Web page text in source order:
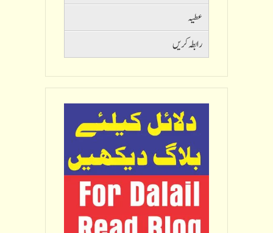
عطیہ
رابطہ کریں